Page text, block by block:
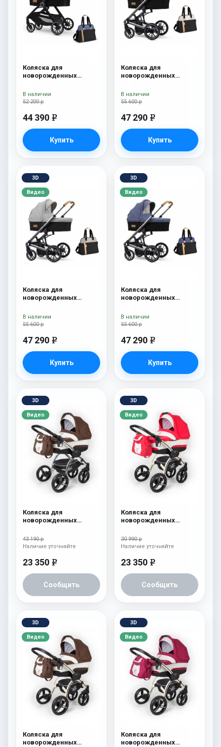
Коляска для
новорожденных
сумка Denim
52 200 р
44 390 e
Купить
В наличии
Коляска для
новорожденных
Sahara
55 600 р
47 290 e
Купить
В наличии
3D
Видео
Коляска для
новорожденных
Grey
55 600 р
47 290 e
Купить
В наличии
3D
Видео
Коляска для
новорожденных
Denim
55 600 р
47 290 e
Купить
В наличии
3D
Видео
Коляска для
новорожденных
Chrome) Chek
43 190 р
23 350 e
Сообщить
Наличие уточняйте
3D
Видео
Коляска для
новорожденных
Beige) Red Lux
30 990 р
23 350 e
Сообщить
Наличие уточняйте
3D
Видео
Коляска для
новорожденных
3D
Видео
Коляска для
новорожденных